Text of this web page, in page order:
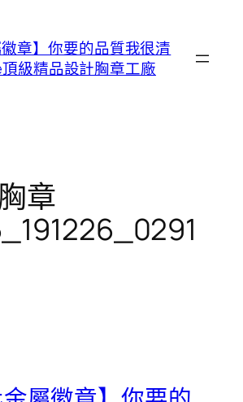
徽章】你要的品質我很清
級精品設計胸章工廠
章